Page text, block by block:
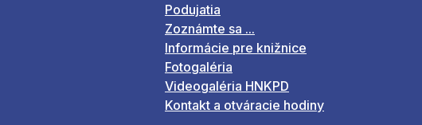
Podujatia
Zoznámte sa ...
Informácie pre knižnice
Fotogaléria
Videogaléria HNKPD
Kontakt a otváracie hodiny